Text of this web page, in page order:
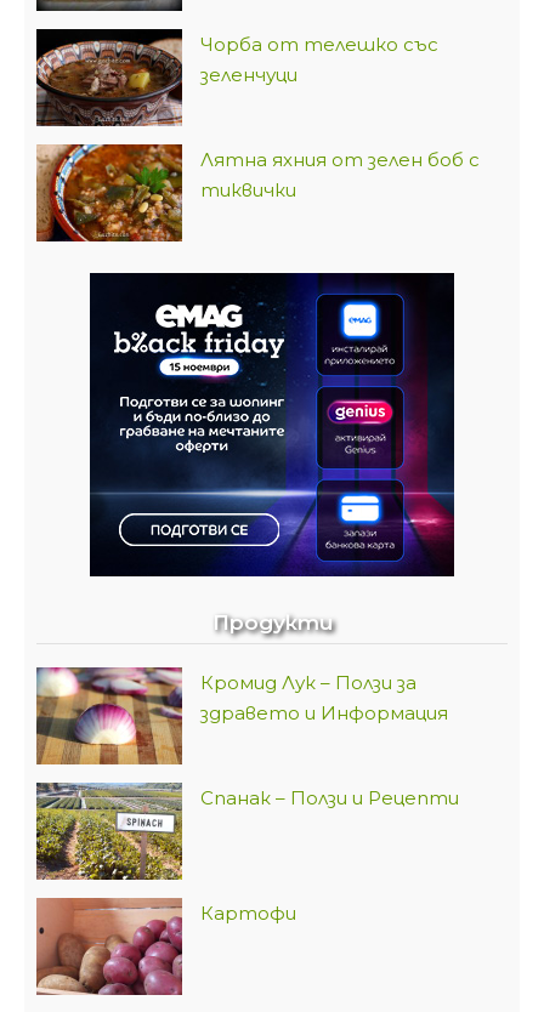
Чорба от телешко със
зеленчуци
Лятна яхния от зелен боб с
тиквички
Продукти
Кромид Лук – Ползи за
здравето и Информация
Спанак – Ползи и Рецепти
Картофи